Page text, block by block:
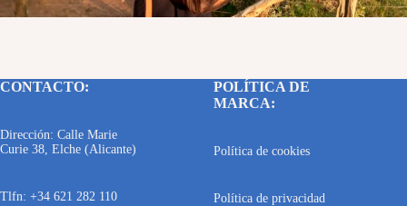
CONTACTO:
Dirección: Calle Marie
Curie 38, Elche (Alicante)
Tlfn: +34 621 282 110
POLÍTICA DE
MARCA:
Política de cookies
Política de privacidad